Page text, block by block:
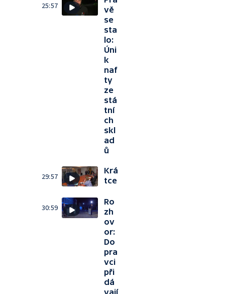
25:57
vě
se
sta
lo:
Úni
k
naf
ty
ze
stá
tní
ch
skl
ad
ů
29:57
Krá
tce
30:59
Ro
zh
ov
or:
Do
pra
vci
při
dá
vají